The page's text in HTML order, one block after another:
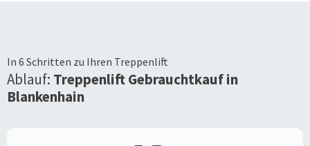
In 6 Schritten zu Ihren Treppenlift
Ablauf: Treppenlift Gebrauchtkauf in
Blankenhain